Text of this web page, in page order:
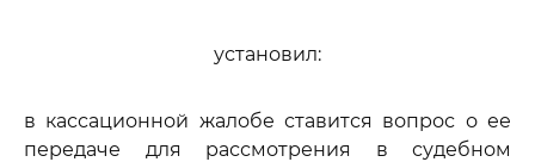
установил:
в кассационной жалобе ставится вопрос о ее
передаче для рассмотрения в судебном